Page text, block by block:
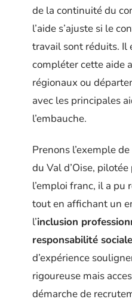
de la continuité du
l’aide s’ajuste si le
travail sont réduits. Il
compléter cette aide
régionaux ou
avec les principales
l’embauche.
Prenons l’exemple
du Val d’Oise, pilotée
l’emploi franc, il a pu
tout en affichant un
l’inclusion
responsabilité sociale
d’expérience
rigoureuse mais
démarche de